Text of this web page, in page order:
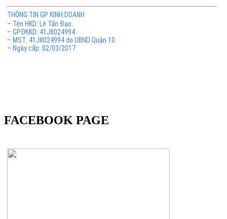
THÔNG TIN GP KINH DOANH
– Tên HKD: Lê Tấn Đạo
– GPĐKKD: 41J8024994
– MST: 41J8024994 do UBND Quận 10
– Ngày cấp: 02/03/2017
FACEBOOK PAGE